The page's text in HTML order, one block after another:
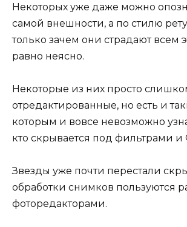
Некоторых уже даже можно
самой внешности, а по стилю
только зачем они страдают всем
равно неясно.
Некоторые из них просто
отредактированные, но есть и
которым и вовсе невозможно
кто скрывается под фильтрами
Звезды уже почти перестали
обработки снимков пользуются
фоторедакторами.